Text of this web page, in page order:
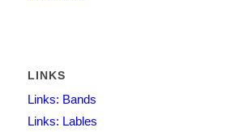
LINKS
Links: Bands
Links: Lables